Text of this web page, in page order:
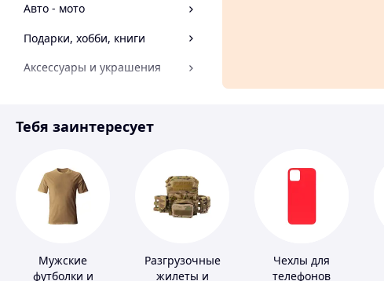
Авто - мото
Подарки, хобби, книги
Аксессуары и украшения
Спорт и отдых
Тебя заинтересует
Мужские
футболки и
Разгрузочные
жилеты и
Чехлы для
телефонов